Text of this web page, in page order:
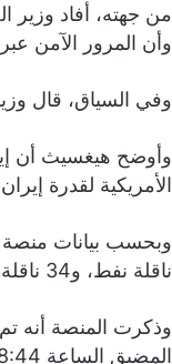
من جهته، أفاد وزير
وأن المرور الآمن
وفي السياق، قال
وأوضح هيغسيث أن
الأمريكية لقدرة
ناقلة نفط، و34 ناقلة غاز بترول مسال، و19 ناقلة غاز طبيعي مسال.
وذكرت المنصة أنه